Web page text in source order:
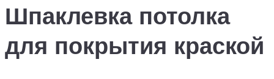
Шпаклевка потолка
для покрытия краской